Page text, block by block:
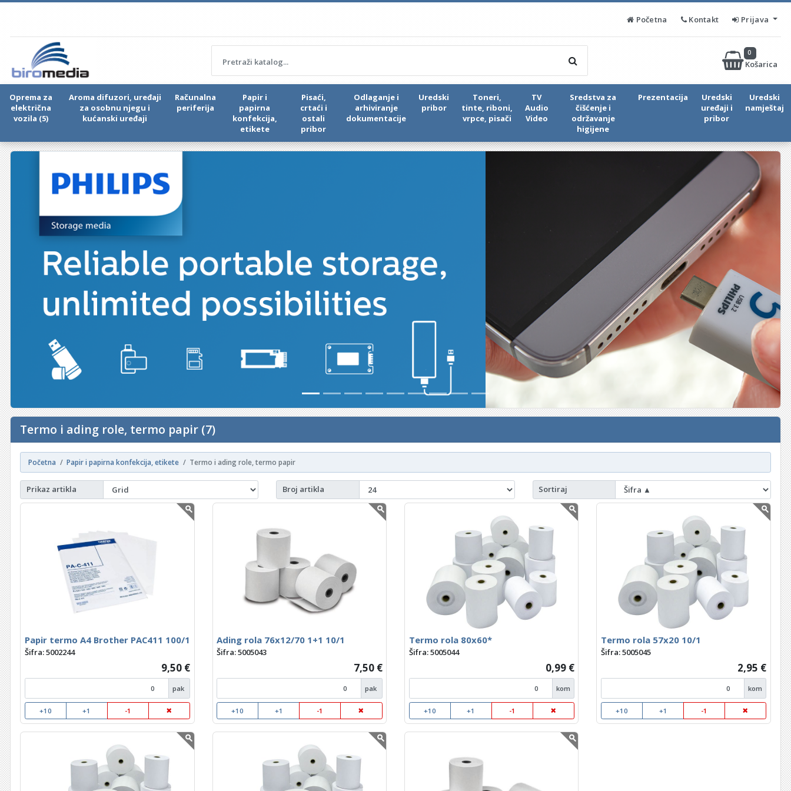
Početna Kontakt Prijava
Košarica
0
Oprema za
električna
vozila (5)
Aroma difuzori, uređaji
za osobnu njegu i
kućanski uređaji
Računalna
periferija
Papir i
papirna
konfekcija,
etikete
Pisaći,
crtaći i
ostali
pribor
Odlaganje i
arhiviranje
dokumentacije
Uredski
pribor
Toneri,
tinte, riboni,
vrpce, pisači
TV
Audio
Video
Sredstva za
čišćenje i
održavanje
higijene
Prezentacija
Uredski
uređaji i
pribor
Uredski
namještaj
Termo i ading role, termo papir (7)
Početna Papir i papirna konfekcija, etikete Termo i ading role, termo papir
Prikaz artikla Broj artikla Sortiraj
Papir termo A4 Brother PAC411 100/1
Šifra: 5002244
9,50 €
pak
+10 +1 -1
Ading rola 76x12/70 1+1 10/1
Šifra: 5005043
7,50 €
pak
+10 +1 -1
Termo rola 80x60*
Šifra: 5005044
0,99 €
kom
+10 +1 -1
Termo rola 57x20 10/1
Šifra: 5005045
2,95 €
kom
+10 +1 -1